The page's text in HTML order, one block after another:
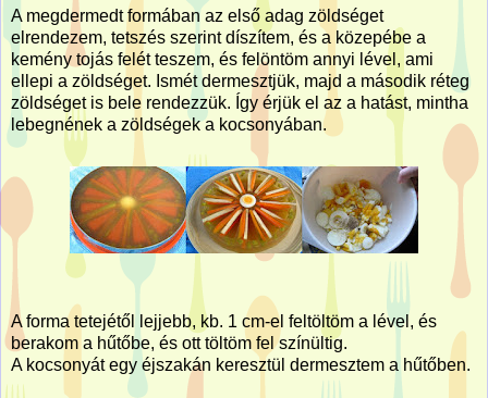
A megdermedt formában az első adag zöldséget
elrendezem, tetszés szerint díszítem, és a közepébe a
kemény tojás felét teszem, és felöntöm annyi lével, ami
ellepi a zöldséget. Ismét dermesztjük, majd a második réteg
zöldséget is bele rendezzük. Így érjük el az a hatást, mintha
lebegnének a zöldségek a kocsonyában.
A forma tetejétől lejjebb, kb. 1 cm-el feltöltöm a lével, és
berakom a hűtőbe, és ott töltöm fel színültig.
A kocsonyát egy éjszakán keresztül dermesztem a hűtőben.